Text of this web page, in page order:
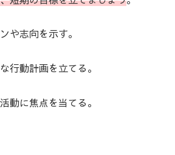
や志向を示す。
行動計画を立てる。
動に焦点を当てる。